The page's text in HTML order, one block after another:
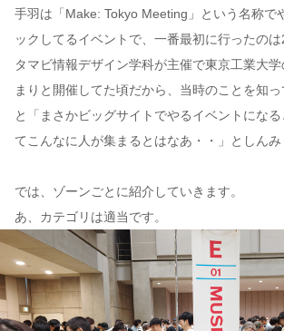
手羽は「Make: Tokyo Meeting」という名称で
ックしてるイベントで、一番最初に行ったの
タマビ情報デザイン学科が主催で東京工業大
まりと開催してた頃だから、当時のことを知
と「まさかビッグサイトでやるイベントにな
てこんなに人が集まるとはなあ・・」としんみ
では、ゾーンごとに紹介していきます。
あ、カテゴリは適当です。